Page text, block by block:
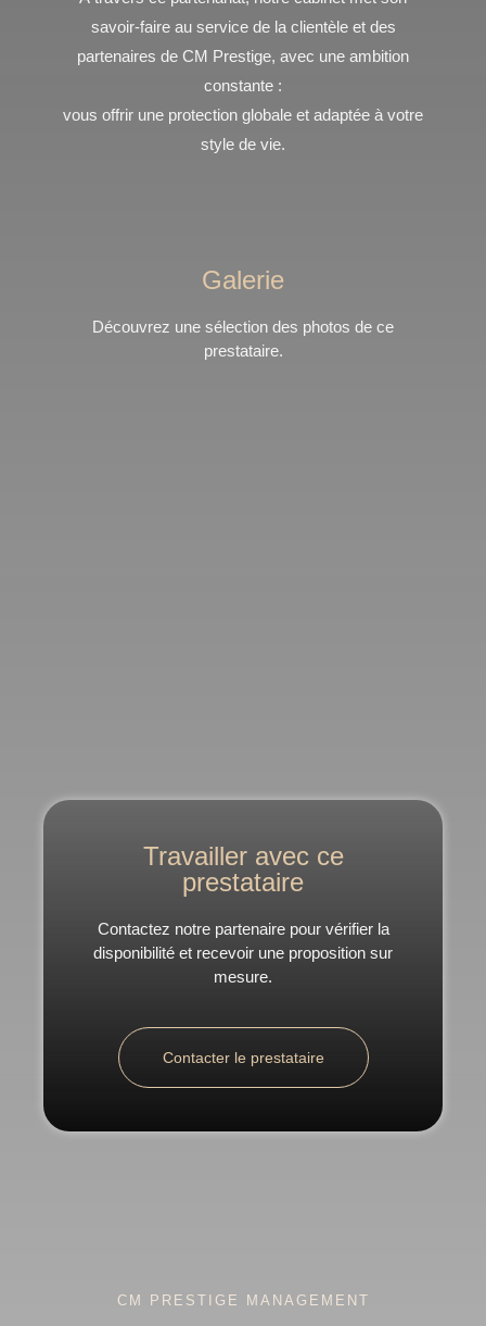
savoir-faire au service de la clientèle et des
partenaires de CM Prestige, avec une ambition
constante :
vous offrir une protection globale et adaptée à votre
style de vie.
Galerie
Découvrez une sélection des photos de ce
prestataire.
Travailler avec ce
prestataire
Contactez notre partenaire pour vérifier la
disponibilité et recevoir une proposition sur
mesure.
Contacter le prestataire
CM PRESTIGE MANAGEMENT